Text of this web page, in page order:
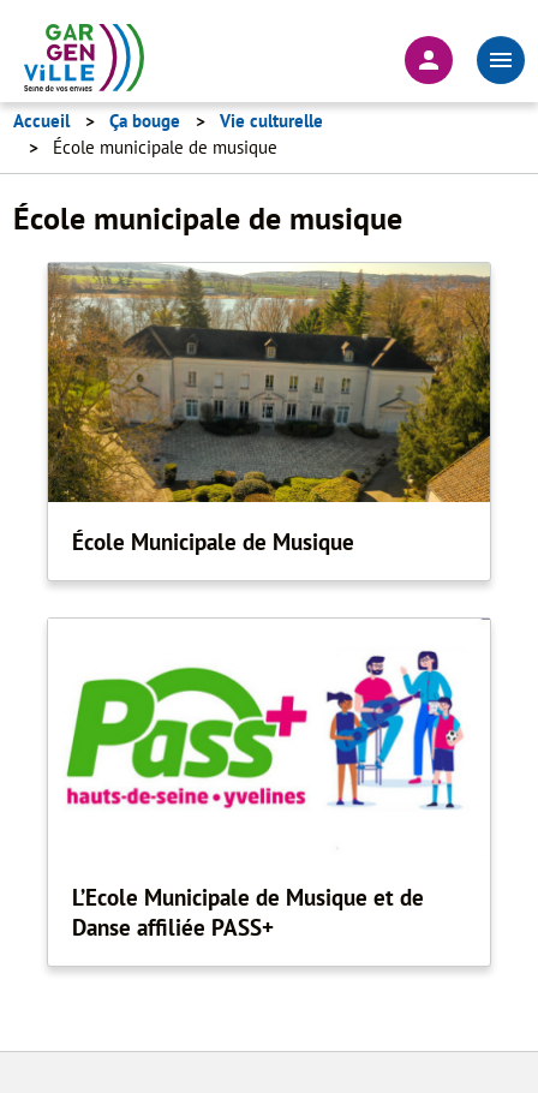
principal
En-
tête
Accueil Ça bouge
Vie culturelle
École municipale de musique
École municipale de musique
École Municipale de Musique
L’Ecole Municipale de Musique et de
Danse affiliée PASS+